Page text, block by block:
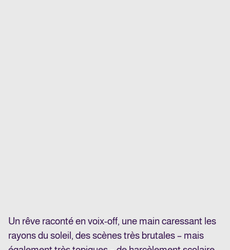
Un rêve raconté en voix-off, une main caressant les
rayons du soleil, des scènes très brutales – mais